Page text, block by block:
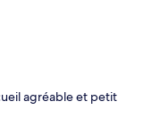
agréable et petit